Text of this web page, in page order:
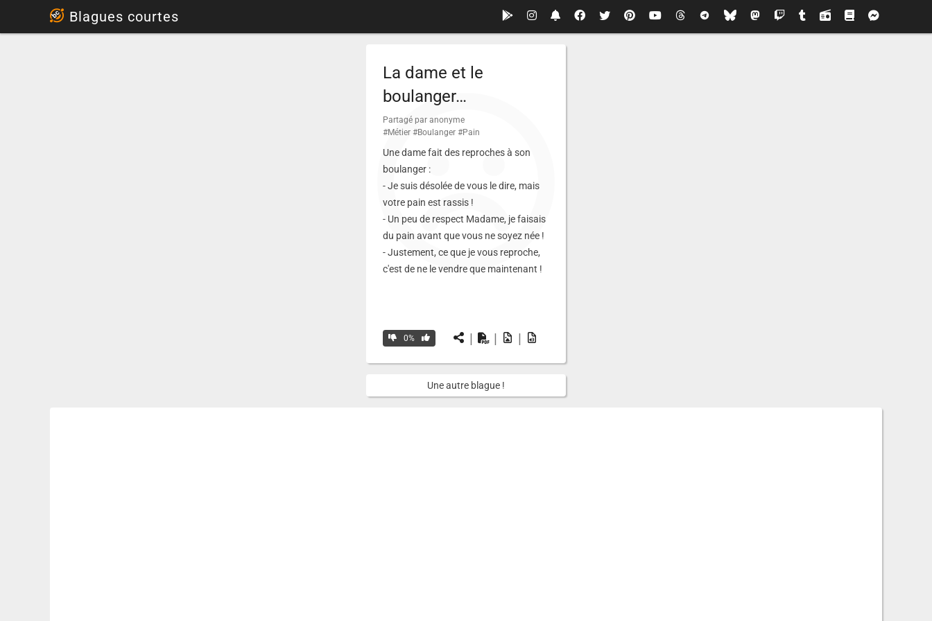
La dame et le
boulanger…
Partagé par anonyme
#Métier #Boulanger #Pain
Une dame fait des reproches à son
boulanger :
- Je suis désolée de vous le dire, mais
votre pain est rassis !
- Un peu de respect Madame, je faisais
du pain avant que vous ne soyez née !
- Justement, ce que je vous reproche,
c'est de ne le vendre que maintenant !
0% | | |
Une autre blague !
Blagues courtes